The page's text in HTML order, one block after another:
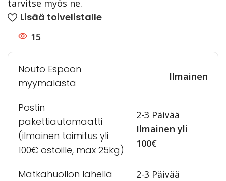
tarvitse myös ne.
Lisää toivelistalle
15
Nouto Espoon
myymälästä
Ilmainen
Postin
pakettiautomaatti
(ilmainen toimitus yli
100€ ostoille, max 25kg)
2-3 Päivää
Ilmainen yli
100€
Matkahuollon lähellä
2-3 Päivää